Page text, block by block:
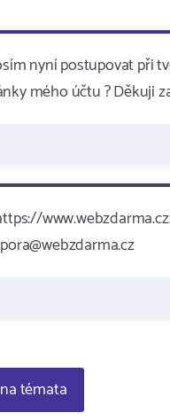
nyní postupovat při
mého účtu ? Děkuji
témata